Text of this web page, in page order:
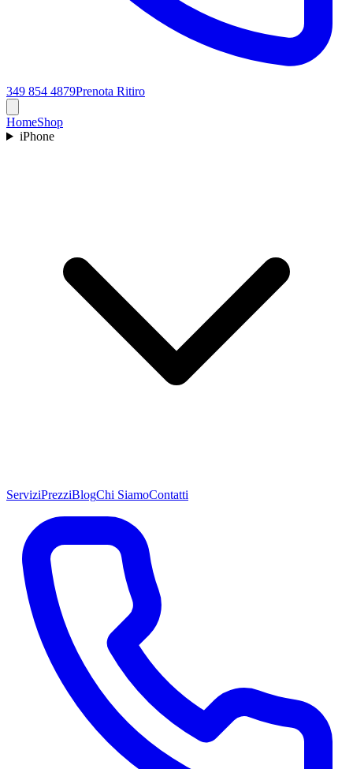
349 854 4879Prenota Ritiro
HomeShop
iPhone
ServiziPrezziBlogChi SiamoContatti